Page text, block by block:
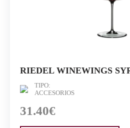
RIEDEL WINEWINGS
TIPO:
ACCESORIOS
31.40€